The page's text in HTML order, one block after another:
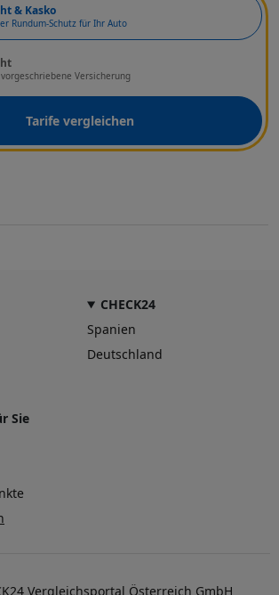
& Kasko
Rundum-Schutz für Ihr Auto
Versicherung
Tarife vergleichen
CHECK24
Spanien
Deutschland
Sie
Vergleichsportal Österreich GmbH